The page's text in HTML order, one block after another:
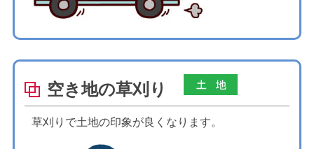
空き地の草刈り
草刈りで土地の印象が良くなります。